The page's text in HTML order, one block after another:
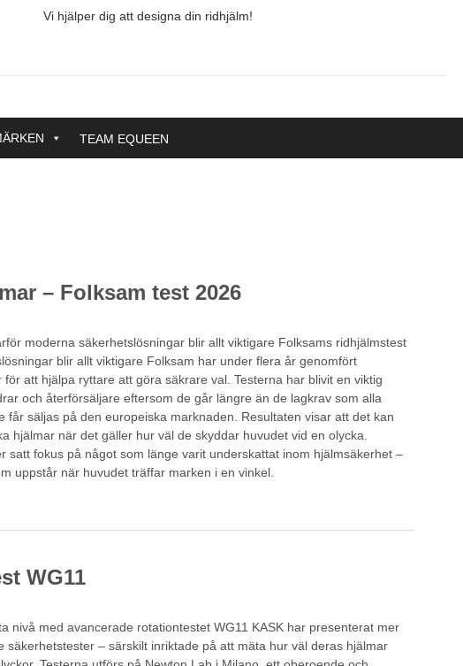
Vi hjälper dig att designa din ridhjälm!
TEAM EQUEEN
– Folksam test 2026
moderna säkerhetslösningar blir allt viktigare Folksams ridhjälmstest
blir allt viktigare Folksam har under flera år genomfört
att hjälpa ryttare att göra säkrare val. Testerna har blivit en viktig
och återförsäljare eftersom de går längre än de lagkrav som alla
får säljas på den europeiska marknaden. Resultaten visar att det kan
hjälmar när det gäller hur väl de skyddar huvudet vid en olycka.
satt fokus på något som länge varit underskattat inom hjälmsäkerhet –
uppstår när huvudet träffar marken i en vinkel.
WG11
nivå med avancerade rotationtestet WG11 KASK har presenterat mer
säkerhetstester – särskilt inriktade på att mäta hur väl deras hjälmar